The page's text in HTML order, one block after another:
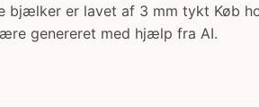
bjælker er lavet af 3 mm tykt Køb
genereret med hjælp fra AI.